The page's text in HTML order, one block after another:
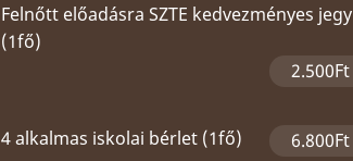
Felnőtt előadásra SZTE kedvezményes jegy
(1fő)
2.500Ft
4 alkalmas iskolai bérlet (1fő)
6.800Ft